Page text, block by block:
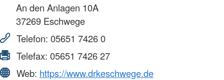
An den Anlagen 10A
37269 Eschwege
Telefon: 05651 7426 0
Telefax: 05651 7426 27
Web: https://www.drkeschwege.de